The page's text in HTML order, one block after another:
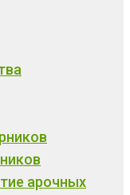
арочных